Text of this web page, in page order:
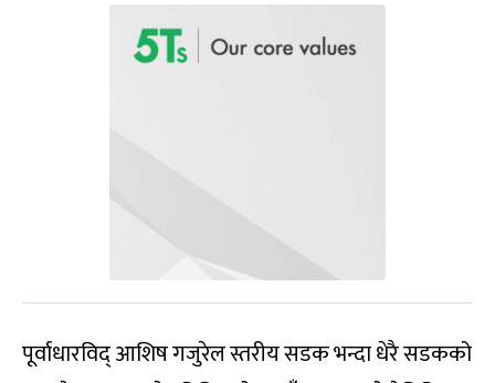
पूर्वाधारविद् आशिष गजुरेल स्तरीय सडक भन्दा धेरै सडकको